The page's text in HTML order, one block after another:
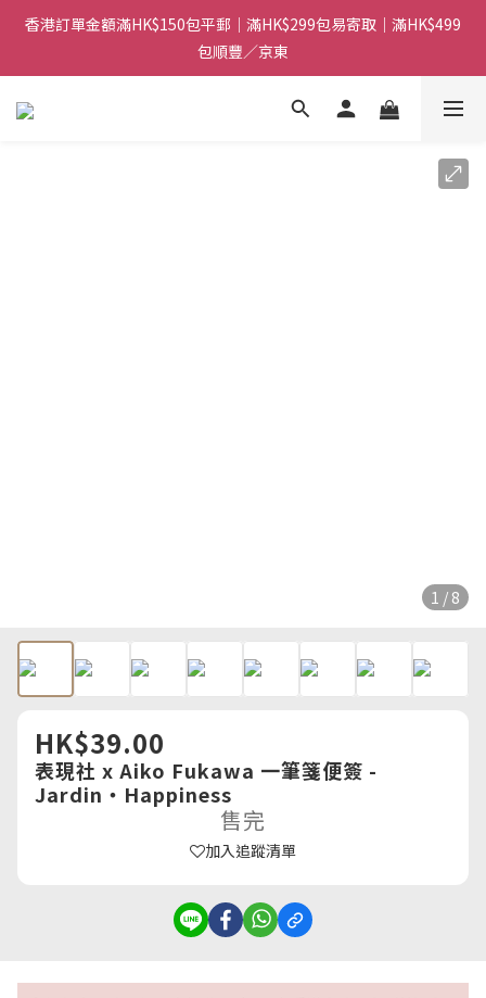
香港訂單金額滿HK$150包平郵｜滿HK$299包易寄取｜滿HK$499
包順豐／京東
香港訂單金額滿HK$150包平郵｜滿HK$299包易寄取｜滿HK$499
包順豐／京東
【網店限定！】指定清貨商品每消費HK$100即享購物金HK$50回
香港訂單金額滿HK$150包平郵｜滿HK$299包易寄取｜滿HK$499
1 / 8
HK$39.00
表現社 x Aiko Fukawa 一筆箋便簽 -
Jardin・Happiness
售完
加入追蹤清單